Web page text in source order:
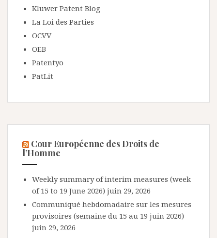
Kluwer Patent Blog
La Loi des Parties
OCVV
OEB
Patentyo
PatLit
Cour Européenne des Droits de
l’Homme
Weekly summary of interim measures (week
of 15 to 19 June 2026) juin 29, 2026
Communiqué hebdomadaire sur les mesures
provisoires (semaine du 15 au 19 juin 2026)
juin 29, 2026